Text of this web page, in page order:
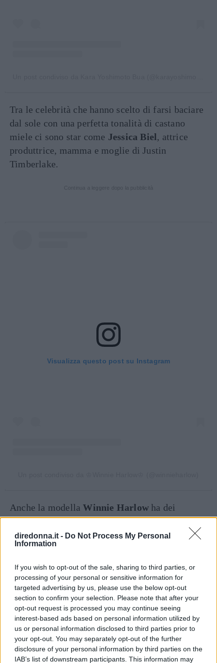
diredonna.it - Do Not Process My Personal
Information
If you wish to opt-out of the sale, sharing to third parties, or
processing of your personal or sensitive information for
targeted advertising by us, please use the below opt-out
section to confirm your selection. Please note that after your
opt-out request is processed you may continue seeing
interest-based ads based on personal information utilized by
us or personal information disclosed to third parties prior to
your opt-out. You may separately opt-out of the further
disclosure of your personal information by third parties on the
IAB’s list of downstream participants. This information may
Tra le celebrità che hanno scelto di farsi baciare
dal sole con una perfetta tonalità di castano
miele ci sono star come Jessica Biel, attrice
produttrice, mamma e moglie di Justin
Timberlake.
Visualizza questo post su Instagram
Anche la modellaWinnie Harlow ha dei
bellissimi capelli ricci naturali di colore castano
miele, che dona luce e movimento alla chioma.